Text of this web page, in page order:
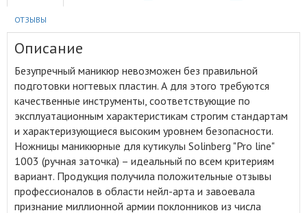
ОТЗЫВЫ
Описание
Безупречный маникюр невозможен без правильной
подготовки ногтевых пластин. А для этого требуются
качественные инструменты, соответствующие по
эксплуатационным характеристикам строгим стандартам
и характеризующиеся высоким уровнем безопасности.
Ножницы маникюрные для кутикулы Solinberg "Pro line"
1003 (ручная заточка) – идеальный по всем критериям
вариант. Продукция получила положительные отзывы
профессионалов в области нейл-арта и завоевала
признание миллионной армии поклонников из числа